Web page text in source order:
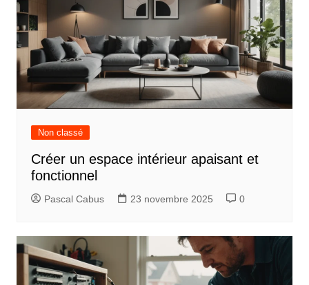
Non classé
Créer un espace intérieur apaisant et
fonctionnel
Pascal Cabus 23 novembre 2025 0